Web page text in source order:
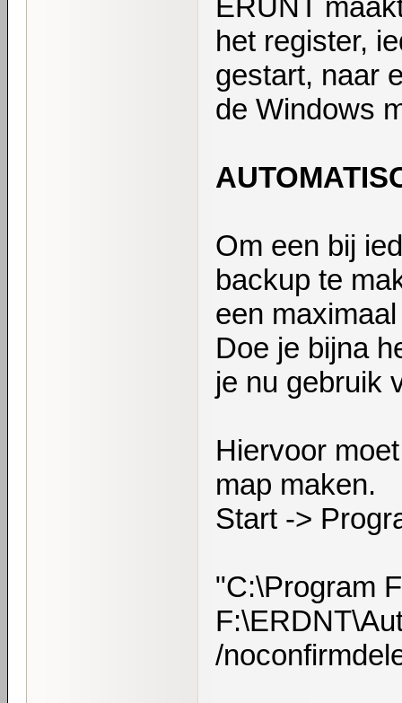
ERUNT
het register,
gestart, naar
de Windows
Om een bij
backup te
een
Doe je bijna
je nu gebruik
Hiervoor
map maken.
Start ->
"C:\Program
/